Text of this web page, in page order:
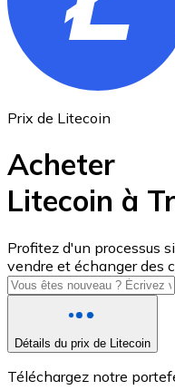
ETH
USD Coin
USDC
Prix de Litecoin
Acheter
Litecoin à
Profitez d'un processus
vendre et échanger des
Détails du prix de Litecoin
Téléchargez notre